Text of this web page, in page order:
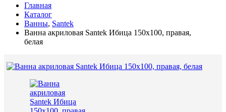
Главная
Каталог
Ванны, Santek
Ванна акриловая Santek Ибица 150х100, правая,
белая